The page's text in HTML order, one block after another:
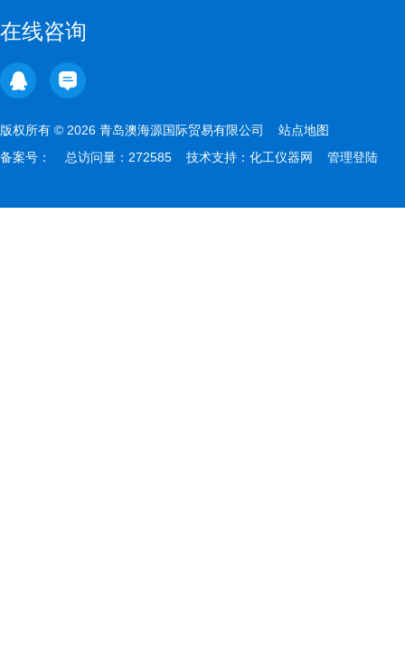
在线咨询
版权所有 © 2026 青岛澳海源国际贸易有限公司 站点地图
备案号：
总访问量：272585 技术支持： 化工仪器网 管理登陆